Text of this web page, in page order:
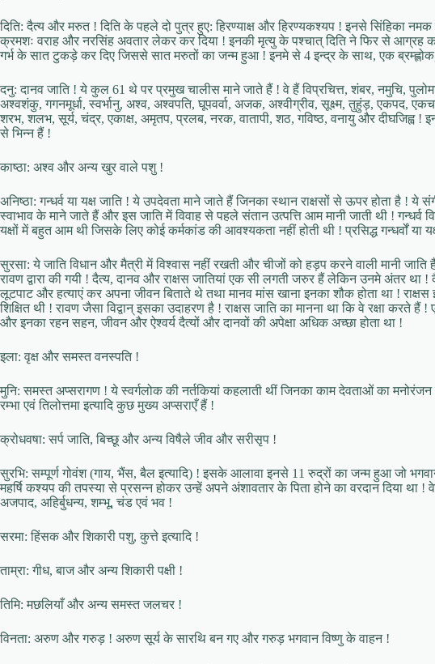
दिति: दैत्य और मरुत ! दिति के पहले दो पुत्र हुए: हिरण्याक्ष और हिरण्यकश्यप ! इनसे सिंहिका
क्रमशः वराह और नरसिंह अवतार लेकर कर दिया ! इनकी मृत्यु के पश्चात् दिति ने फिर से आग्रह कर
गर्भ के सात टुकड़े कर दिए जिससे सात मरुतों का जन्म हुआ ! इनमे से 4 इन्द्र के साथ, एक
दनु: दानव जाति ! ये कुल 61 थे पर प्रमुख चालीस माने जाते हैं ! वे हैं विप्रचित्त, शंबर, नमुचि,
अश्वशंकु, गगनमूर्धा, स्वर्भानु, अश्व, अश्वपति, घूपवर्वा, अजक, अश्वीग्रीव, सूक्ष्म, तुहुंड़, एकपद,
शरभ, शलभ, सूर्य, चंद्र, एकाक्ष, अमृतप, प्रलब, नरक, वातापी, शठ, गविष्ठ, वनायु और दीघजिह्व
से भिन्न हैं !
काष्ठा: अश्व और अन्य खुर वाले पशु !
अनिष्ठा: गन्धर्व या यक्ष जाति ! ये उपदेवता माने जाते हैं जिनका स्थान राक्षसों से ऊपर होता है ! ये
स्वाभाव के माने जाते हैं और इस जाति में विवाह से पहले संतान उत्पत्ति आम मानी जाती थी ! गन्धर्व
यक्षों में बहुत आम थी जिसके लिए कोई कर्मकांड की आवश्यकता नहीं होती थी ! प्रसिद्ध गन्धर्वों
सुरसा: ये जाति विधान और मैत्री में विश्वास नहीं रखती और चीजों को हड़प करने वाली मानी
रावण द्वारा की गयी ! दैत्य, दानव और राक्षस जातियां एक सी लगती जरुर हैं लेकिन उनमे अंतर था
लूटपाट और हत्याएं कर अपना जीवन बिताते थे तथा मानव मांस खाना इनका शौक होता था !
शिक्षित थी ! रावण जैसा विद्वान् इसका उदाहरण है ! राक्षस जाति का मानना था कि वे रक्षा करते हैं
और इनका रहन सहन, जीवन और ऐश्वर्य दैत्यों और दानवों की अपेक्षा अधिक अच्छा होता था !
इला: वृक्ष और समस्त वनस्पति !
मुनि: समस्त अप्सरागण ! ये स्वर्गलोक की नर्तकियां कहलाती थीं जिनका काम देवताओं का
रम्भा एवं तिलोत्तमा इत्यादि कुछ मुख्य अप्सराएँ हैं !
क्रोधवषा: सर्प जाति, बिच्छू और अन्य विषैले जीव और सरीसृप !
सुरभि: सम्पूर्ण गोवंश (गाय, भैंस, बैल इत्यादि) ! इसके आलावा इनसे 11 रुद्रों का जन्म हुआ जो
महर्षि कश्यप की तपस्या से प्रसन्न होकर उन्हें अपने अंशावतार के पिता होने का वरदान दिया था !
अजपाद, अहिर्बुधन्य, शम्भू, चंड एवं भव !
सरमा: हिंसक और शिकारी पशु, कुत्ते इत्यादि !
ताम्रा: गीध, बाज और अन्य शिकारी पक्षी !
तिमि: मछलियाँ और अन्य समस्त जलचर !
विनता: अरुण और गरुड़ ! अरुण सूर्य के सारथि बन गए और गरुड़ भगवान विष्णु के वाहन !